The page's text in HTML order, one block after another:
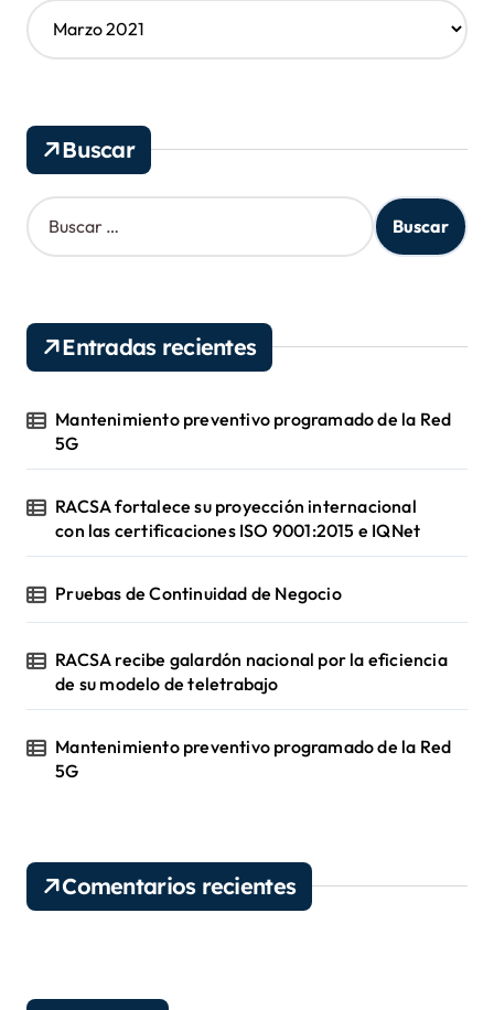
A
r
v
s
Buscar
B
u
r
Entradas recientes
Mantenimiento preventivo programado de la Red
5G
RACSA fortalece su proyección internacional
con las certificaciones ISO 9001:2015 e IQNet
Pruebas de Continuidad de Negocio
RACSA recibe galardón nacional por la eficiencia
de su modelo de teletrabajo
Mantenimiento preventivo programado de la Red
5G
Comentarios recientes